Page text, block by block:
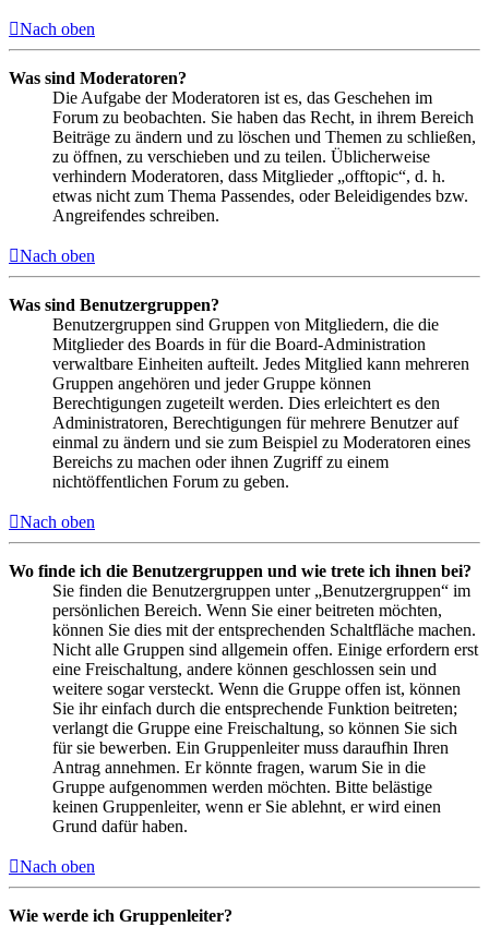
Nach oben
Was sind Moderatoren?
Die Aufgabe der Moderatoren ist es, das Geschehen im
Forum zu beobachten. Sie haben das Recht, in ihrem Bereich
Beiträge zu ändern und zu löschen und Themen zu schließen,
zu öffnen, zu verschieben und zu teilen. Üblicherweise
verhindern Moderatoren, dass Mitglieder „offtopic“, d. h.
etwas nicht zum Thema Passendes, oder Beleidigendes bzw.
Angreifendes schreiben.
Nach oben
Was sind Benutzergruppen?
Benutzergruppen sind Gruppen von Mitgliedern, die die
Mitglieder des Boards in für die Board-Administration
verwaltbare Einheiten aufteilt. Jedes Mitglied kann mehreren
Gruppen angehören und jeder Gruppe können
Berechtigungen zugeteilt werden. Dies erleichtert es den
Administratoren, Berechtigungen für mehrere Benutzer auf
einmal zu ändern und sie zum Beispiel zu Moderatoren eines
Bereichs zu machen oder ihnen Zugriff zu einem
nichtöffentlichen Forum zu geben.
Nach oben
Wo finde ich die Benutzergruppen und wie trete ich ihnen bei?
Sie finden die Benutzergruppen unter „Benutzergruppen“ im
persönlichen Bereich. Wenn Sie einer beitreten möchten,
können Sie dies mit der entsprechenden Schaltfläche machen.
Nicht alle Gruppen sind allgemein offen. Einige erfordern erst
eine Freischaltung, andere können geschlossen sein und
weitere sogar versteckt. Wenn die Gruppe offen ist, können
Sie ihr einfach durch die entsprechende Funktion beitreten;
verlangt die Gruppe eine Freischaltung, so können Sie sich
für sie bewerben. Ein Gruppenleiter muss daraufhin Ihren
Antrag annehmen. Er könnte fragen, warum Sie in die
Gruppe aufgenommen werden möchten. Bitte belästige
keinen Gruppenleiter, wenn er Sie ablehnt, er wird einen
Grund dafür haben.
Nach oben
Wie werde ich Gruppenleiter?